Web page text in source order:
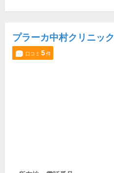
プラーカ中村クリニック
口コミ 5件